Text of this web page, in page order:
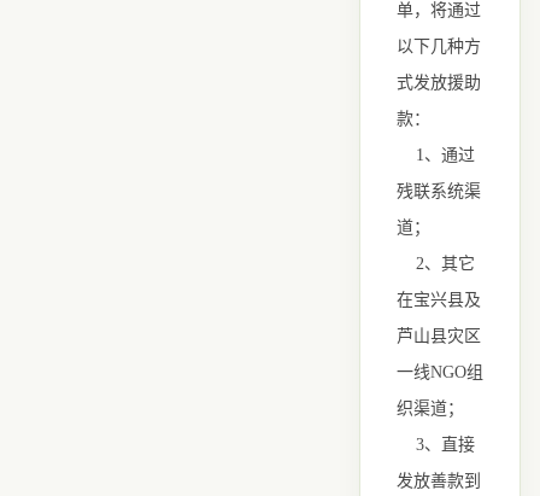
单，将通过
以下几种方
式发放援助
款：
1、通过
残联系统渠
道；
2、其它
在宝兴县及
芦山县灾区
一线NGO组
织渠道；
3、直接
发放善款到